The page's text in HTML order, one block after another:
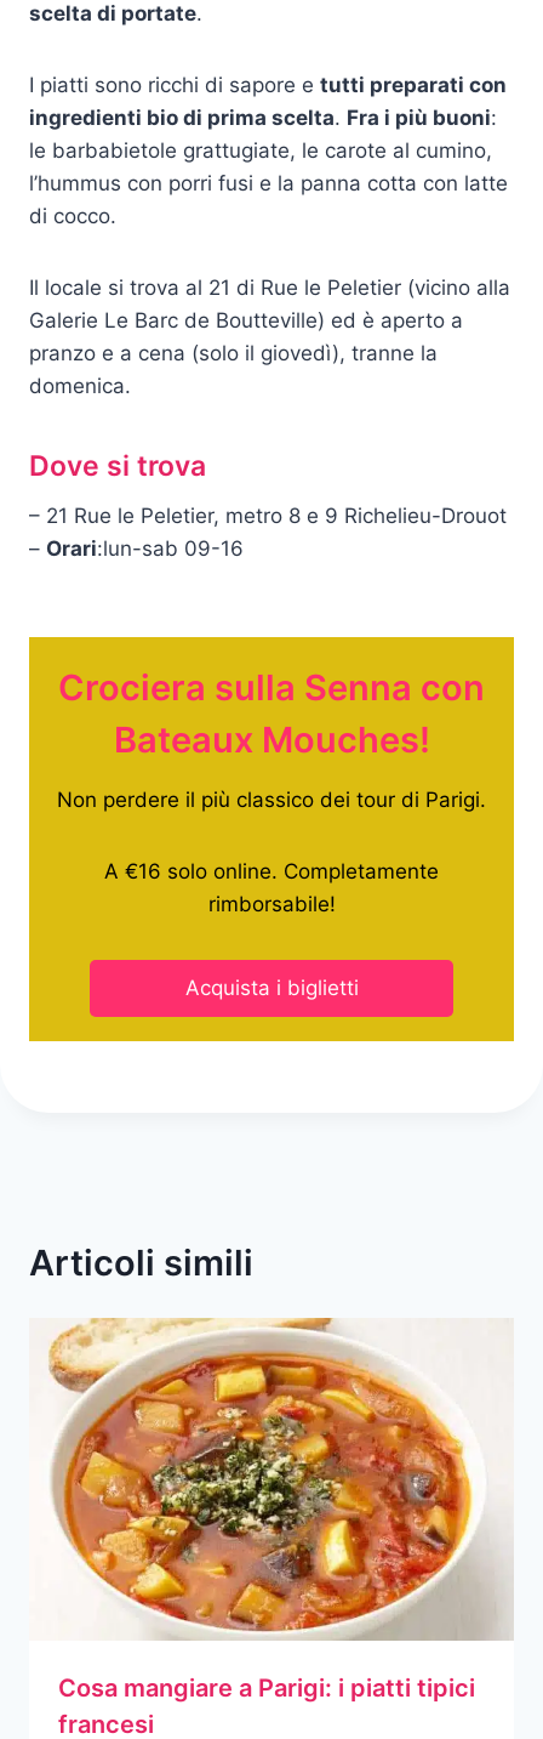
scelta di portate.
I piatti sono ricchi di sapore e tutti preparati con
ingredienti bio di prima scelta. Fra i più buoni:
le barbabietole grattugiate, le carote al cumino,
l’hummus con porri fusi e la panna cotta con latte
di cocco.
Il locale si trova al 21 di Rue le Peletier (vicino alla
Galerie Le Barc de Boutteville) ed è aperto a
pranzo e a cena (solo il giovedì), tranne la
domenica.
Dove si trova
– 21 Rue le Peletier, metro 8 e 9 Richelieu-Drouot
– Orari:lun-sab 09-16
Crociera sulla Senna con
Bateaux Mouches!
Non perdere il più classico dei tour di Parigi.
A €16 solo online. Completamente
rimborsabile!
Acquista i biglietti
Articoli simili
Cosa mangiare a Parigi: i piatti tipici
francesi